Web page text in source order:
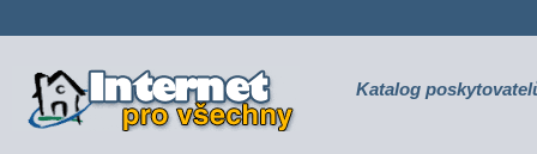
připojení k internetu Katalog